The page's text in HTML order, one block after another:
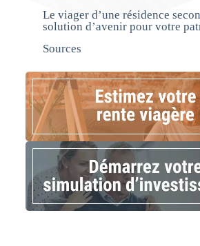
Le viager d’une résidence
solution d’avenir pour votre
Sources